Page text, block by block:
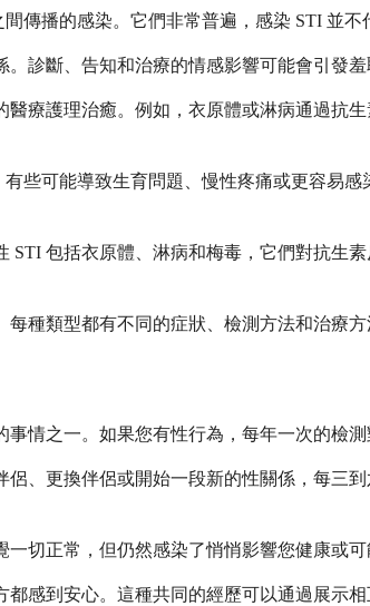
傳播的感染。它們非常普遍，感染 STI 並
診斷、告知和治療的情感影響可能會引發
醫療護理治癒。例如，衣原體或淋病通過
些可能導致生育問題、慢性疼痛或更容易
STI 包括衣原體、淋病和梅毒，它們對抗生
種類型都有不同的症狀、檢測方法和治療
情之一。如果您有性行為，每年一次的檢
、更換伴侶或開始一段新的性關係，每三
切正常，但仍然感染了悄悄影響您健康或
感到安心。這種共同的經歷可以通過展示